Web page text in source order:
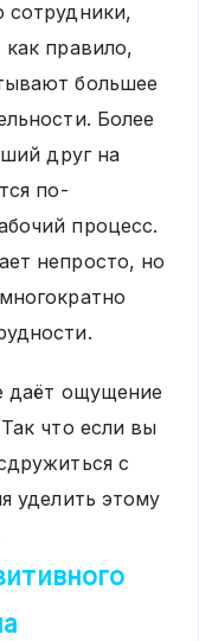
сотрудники,
правило,
большее
Более
друг на
по-
процесс.
непросто, но
даёт ощущение
что если вы
с
уделить этому